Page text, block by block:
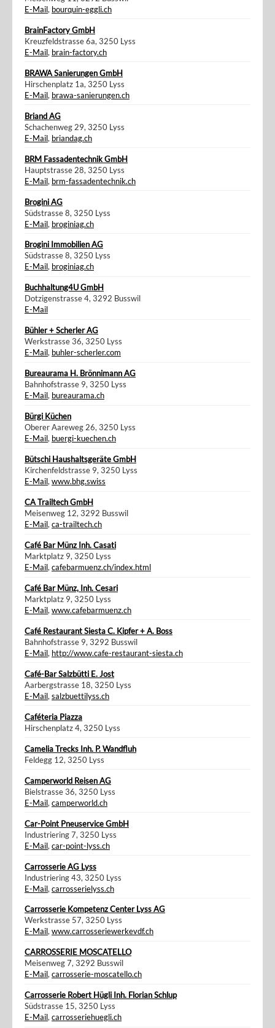
E-Mail, bourquin-eggli.ch
BrainFactory GmbH
Kreuzfeldstrasse 6a, 3250 Lyss
E-Mail, brain-factory.ch
BRAWA Sanierungen GmbH
Hirschenplatz 1a, 3250 Lyss
E-Mail, brawa-sanierungen.ch
Briand AG
Schachenweg 29, 3250 Lyss
E-Mail, briandag.ch
BRM Fassadentechnik GmbH
Hauptstrasse 28, 3250 Lyss
E-Mail, brm-fassadentechnik.ch
Brogini AG
Südstrasse 8, 3250 Lyss
E-Mail, broginiag.ch
Brogini Immobilien AG
Südstrasse 8, 3250 Lyss
E-Mail, broginiag.ch
Buchhaltung4U GmbH
Dotzigenstrasse 4, 3292 Busswil
E-Mail
Bühler + Scherler AG
Werkstrasse 36, 3250 Lyss
E-Mail, buhler-scherler.com
Bureaurama H. Brönnimann AG
Bahnhofstrasse 9, 3250 Lyss
E-Mail, bureaurama.ch
Bürgi Küchen
Oberer Aareweg 26, 3250 Lyss
E-Mail, buergi-kuechen.ch
Bütschi Haushaltsgeräte GmbH
Kirchenfeldstrasse 9, 3250 Lyss
E-Mail, www.bhg.swiss
CA Trailtech GmbH
Meisenweg 12, 3292 Busswil
E-Mail, ca-trailtech.ch
Café Bar Münz Inh. Casati
Marktplatz 9, 3250 Lyss
E-Mail, cafebarmuenz.ch/index.html
Café Bar Münz, Inh. Cesari
Marktplatz 9, 3250 Lyss
E-Mail, www.cafebarmuenz.ch
Café Restaurant Siesta C. Kipfer + A. Boss
Bahnhofstrasse 9, 3292 Busswil
E-Mail, http://www.cafe-restaurant-siesta.ch
Café-Bar Salzbütti E. Jost
Aarbergstrasse 18, 3250 Lyss
E-Mail, salzbuettilyss.ch
Caféteria Piazza
Hirschenplatz 4, 3250 Lyss
Camelia Trecks Inh. P. Wandfluh
Feldegg 12, 3250 Lyss
Camperworld Reisen AG
Bielstrasse 36, 3250 Lyss
E-Mail, camperworld.ch
Car-Point Pneuservice GmbH
Industriering 7, 3250 Lyss
E-Mail, car-point-lyss.ch
Carrosserie AG Lyss
Industriering 43, 3250 Lyss
E-Mail, carrosserielyss.ch
Carrosserie Kompetenz Center Lyss AG
Werkstrasse 57, 3250 Lyss
E-Mail,www.carrosseriewerkevdf.ch
CARROSSERIE MOSCATELLO
Meisenweg 7, 3292 Busswil
E-Mail,carrosserie-moscatello.ch
Carrosserie Robert Hügli Inh. Florian Schlup
Südstrasse 15, 3250 Lyss
E-Mail,carrosseriehuegli.ch